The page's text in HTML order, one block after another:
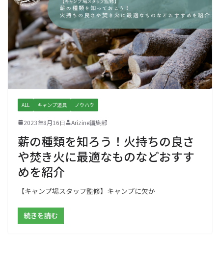
ALL キャンプ道具 ノウハウ
2023年8月16日 Arizine編集部
薪の種類を知ろう！火持ちの良さ
や焚き火に最適なものなどおすす
めを紹介
【キャンプ場スタッフ監修】キャンプに欠か
続きを読む